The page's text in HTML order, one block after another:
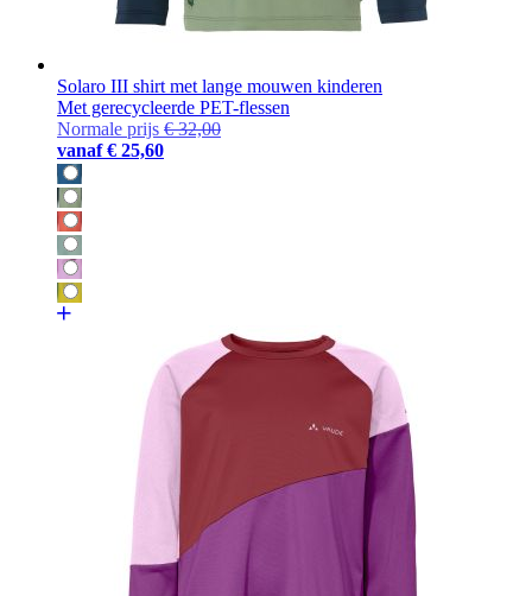
Solaro III shirt met lange mouwen kinderen
Met gerecycleerde PET-flessen
Normale prijs € 32,00
vanaf € 25,60